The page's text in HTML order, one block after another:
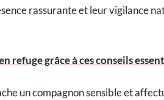
rassurante et leur vigilance
refuge grâce à ces conseils
un compagnon sensible et